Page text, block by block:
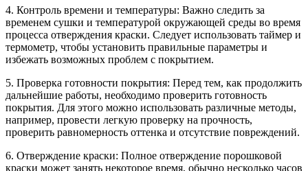
4. Контроль времени и температуры: Важно следить за
временем сушки и температурой окружающей среды во время
процесса отверждения краски. Следует использовать таймер и
термометр, чтобы установить правильные параметры и
избежать возможных проблем с покрытием.
5. Проверка готовности покрытия: Перед тем, как продолжить
дальнейшие работы, необходимо проверить готовность
покрытия. Для этого можно использовать различные методы,
например, провести легкую проверку на прочность,
проверить равномерность оттенка и отсутствие повреждений.
6. Отверждение краски: Полное отверждение порошковой
краски может занять некоторое время, обычно несколько часов